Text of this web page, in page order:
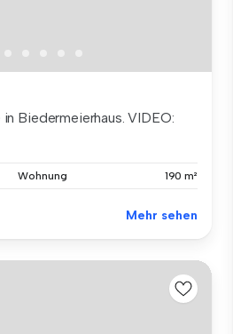
Biedermeierhaus. VIDEO:
Wohnung 190 m²
Mehr sehen